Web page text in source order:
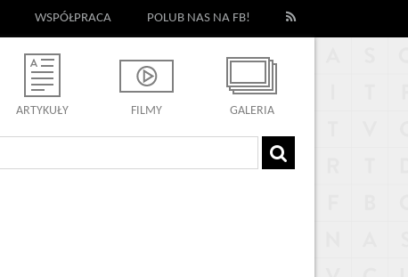
WSPÓŁPRACA POLUB NAS NA FB!
ARTYKUŁY FILMY GALERIA